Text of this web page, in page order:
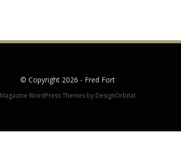
© Copyright 2026 - Fred Fort
Magazine WordPress Themesby DesignOrbital